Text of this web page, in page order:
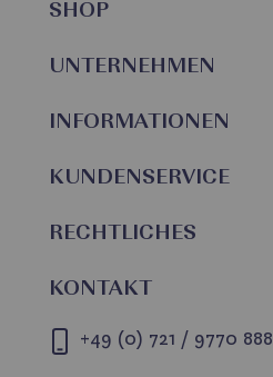
SHOP
UNTERNEHMEN
INFORMATIONEN
KUNDENSERVICE
RECHTLICHES
KONTAKT
+49 (0) 721 / 9770 888